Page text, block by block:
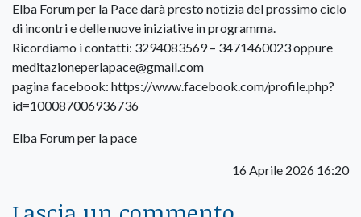
Elba Forum per la Pace darà presto notizia del prossimo ciclo
di incontri e delle nuove iniziative in programma.
Ricordiamo i contatti: 3294083569 – 3471460023 oppure
meditazioneperlapace@gmail.com
pagina facebook: https://www.facebook.com/profile.php?
id=100087006936736
Elba Forum per la pace
16 Aprile 2026 16:20